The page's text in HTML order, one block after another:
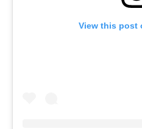
View this post